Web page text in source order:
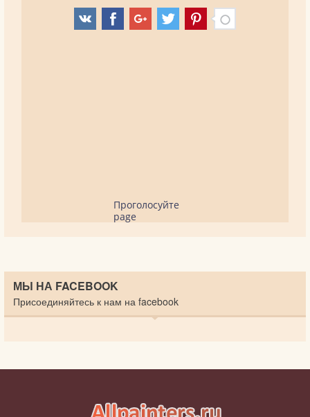
Проголосуйте
page
МЫ НА FACEBOOK
Присоединяйтесь к нам на facebook